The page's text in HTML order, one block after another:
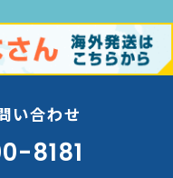
い合わせ
8181